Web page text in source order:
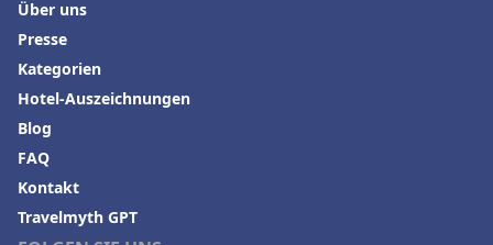
Über uns
Presse
Kategorien
Hotel-Auszeichnungen
Blog
FAQ
Kontakt
Travelmyth GPT